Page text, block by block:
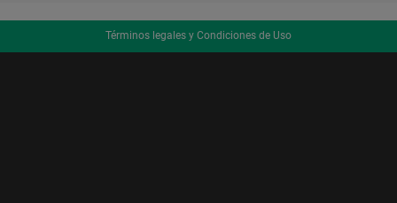
Términos legales y Condiciones de Uso